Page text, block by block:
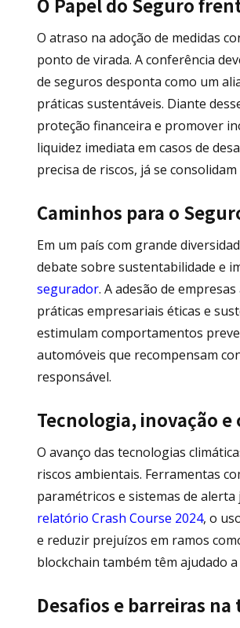
O atraso na adoção de medidas
ponto de virada. A conferência
de seguros desponta como um
práticas sustentáveis. Diante
proteção financeira e promover
liquidez imediata em casos de
precisa de riscos, já se
Caminhos para o
Em um país com grande
debate sobre sustentabilidade e
segurador. A adesão de
práticas empresariais éticas e
estimulam comportamentos
automóveis que recompensam
responsável.
Tecnologia, inovação
O avanço das tecnologias
riscos ambientais. Ferramentas
paramétricos e sistemas de
relatório Crash Course 2024, o
e reduzir prejuízos em ramos
blockchain também têm ajudado
Desafios e barreiras